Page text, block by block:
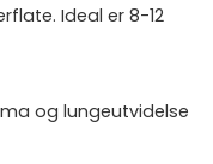
Ideal er 8-12